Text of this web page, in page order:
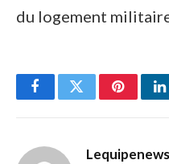
du logement
FacebookTwitterPinterest